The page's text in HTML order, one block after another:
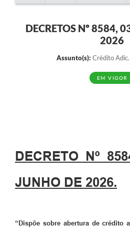
DECRETOS Nº 8584,
2026
Assunto(s): Crédito
EM VIGOR
DECRETO Nº
JUNHO DE 2026.
“Dispõe sobre abertura de crédito